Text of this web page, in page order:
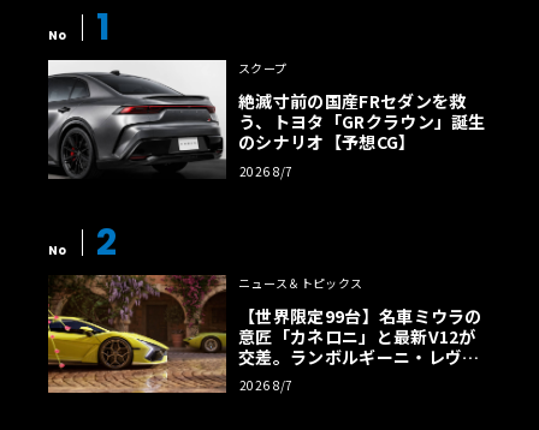
No 1
スクープ
絶滅寸前の国産FRセダンを救
う、トヨタ「GRクラウン」誕生
のシナリオ【予想CG】
2026 8/7
No 2
ニュース＆トピックス
【世界限定99台】名車ミウラの
意匠「カネロニ」と最新V12が
交差。ランボルギーニ・レヴエ
ルトに60周年記念車が登場
2026 8/7